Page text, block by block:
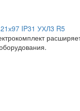
IP31 УХЛ3 R5